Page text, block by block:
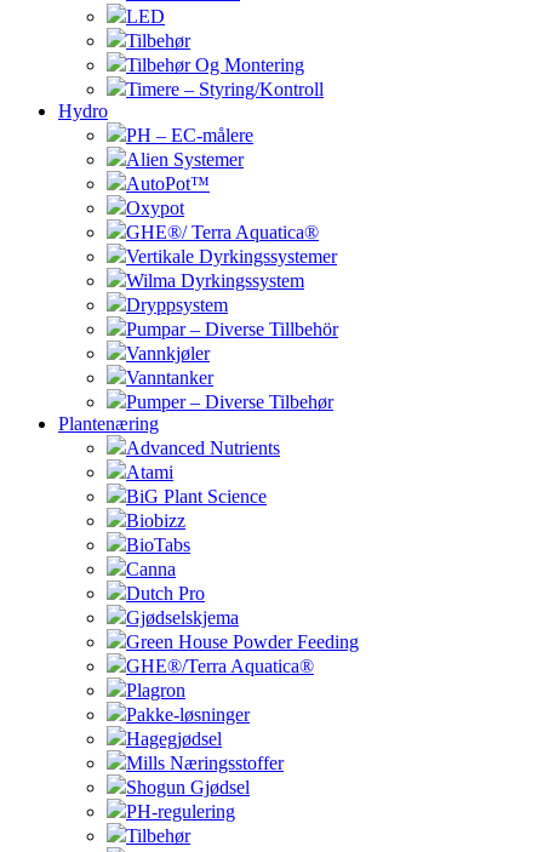
LED
Tilbehør
Tilbehør Og Montering
Timere – Styring/Kontroll
Hydro
PH – EC-målere
Alien Systemer
AutoPot™
Oxypot
GHE®/ Terra Aquatica®
Vertikale Dyrkingssystemer
Wilma Dyrkingssystem
Dryppsystem
Pumpar – Diverse Tillbehör
Vannkjøler
Vanntanker
Pumper – Diverse Tilbehør
Plantenæring
Advanced Nutrients
Atami
BiG Plant Science
Biobizz
BioTabs
Canna
Dutch Pro
Gjødselskjema
Green House Powder Feeding
GHE®/Terra Aquatica®
Plagron
Pakke-løsninger
Hagegjødsel
Mills Næringsstoffer
Shogun Gjødsel
PH-regulering
Tilbehør